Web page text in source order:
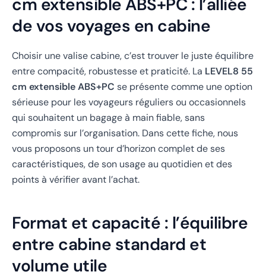
de vos voyages en cabine
Choisir une valise cabine, c’est trouver le juste équilibre
entre compacité, robustesse et praticité. La LEVEL8 55
cm extensible ABS+PC se présente comme une option
sérieuse pour les voyageurs réguliers ou occasionnels
qui souhaitent un bagage à main fiable, sans
compromis sur l’organisation. Dans cette fiche, nous
vous proposons un tour d’horizon complet de ses
caractéristiques, de son usage au quotidien et des
points à vérifier avant l’achat.
Format et capacité : l’équilibre
entre cabine standard et
volume utile